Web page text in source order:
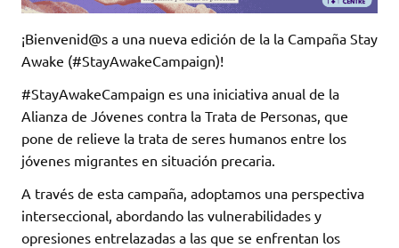
¡Bienvenid@s a una nueva edición de la la Campaña Stay
Awake (#StayAwakeCampaign)!
#StayAwakeCampaign es una iniciativa anual de la
Alianza de Jóvenes contra la Trata de Personas, que
pone de relieve la trata de seres humanos entre los
jóvenes migrantes en situación precaria.
A través de esta campaña, adoptamos una perspectiva
interseccional, abordando las vulnerabilidades y
opresiones entrelazadas a las que se enfrentan los